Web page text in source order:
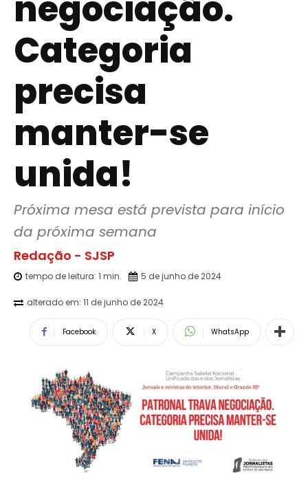
negociação.
Categoria
precisa
manter-se
unida!
Próxima mesa está prevista para início
da próxima semana
Redação - SJSP
tempo de leitura: 1 min. 5 de junho de 2024
alterado em: 11 de junho de 2024
Facebook X WhatsApp